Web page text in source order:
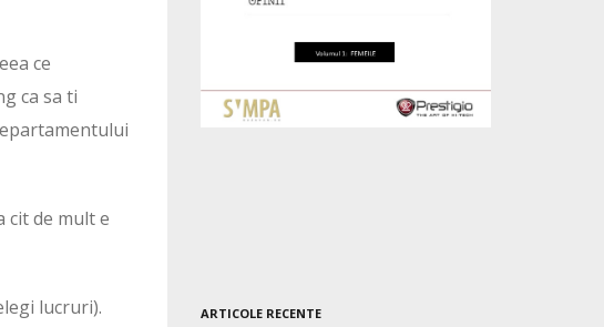
ce
ca sa ti
cit de mult e
lucruri). ARTICOLE RECENTE